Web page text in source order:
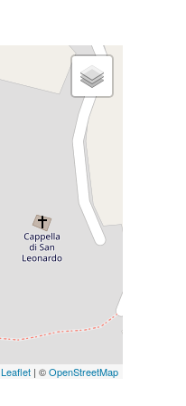
Leaflet| ©OpenStreetMap